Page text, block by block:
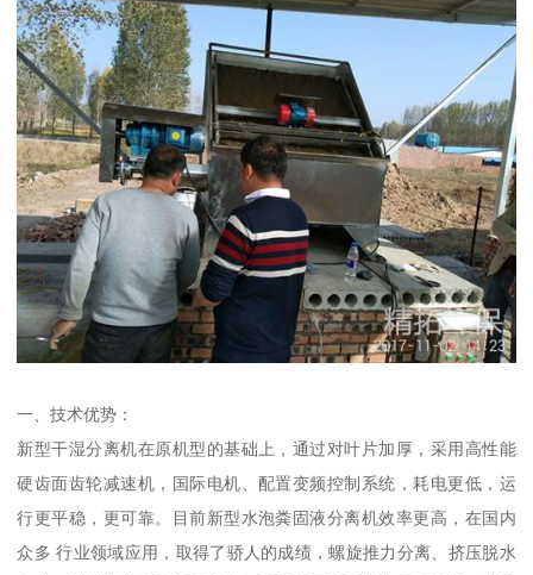
一、技术优势：
新型干湿分离机在原机型的基础上，通过对叶片加厚，采用高性能
硬齿面齿轮减速机，国际电机、配置变频控制系统，耗电更低，运
行更平稳，更可靠。目前新型水泡粪固液分离机效率更高，在国内
众多 行业领域应用，取得了骄人的成绩，螺旋推力分离、挤压脱水